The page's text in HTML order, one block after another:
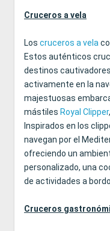
Cruceros a vela
Los cruceros a vela
Estos auténticos
destinos
activamente en la
majestuosas
mástiles Royal Clipper
Inspirados en los
navegan por el
ofreciendo un
personalizado, una
de actividades a
Cruceros